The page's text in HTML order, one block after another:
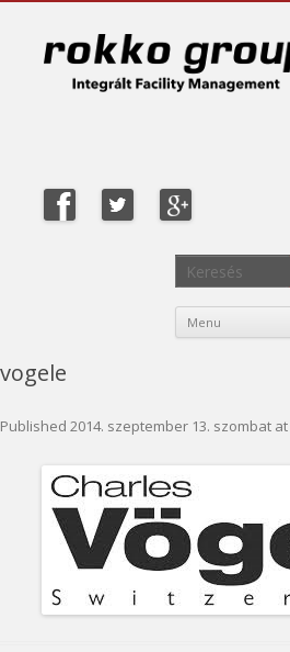
Menu
vogele
Published 2014. szeptember 13. szombat at